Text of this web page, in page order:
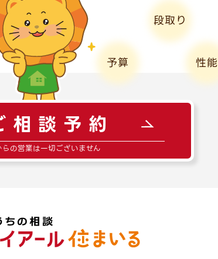
予算
段取り
性能
相談予約
らの営業は一切ございません